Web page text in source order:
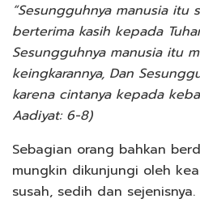
“Sesungguhnya manusia itu
berterima kasih kepada
Sesungguhnya manusia itu
keingkarannya, Dan
karena cintanya kepada
Aadiyat: 6-8)
Sebagian orang bahkan
mungkin dikunjungi oleh
susah, sedih dan